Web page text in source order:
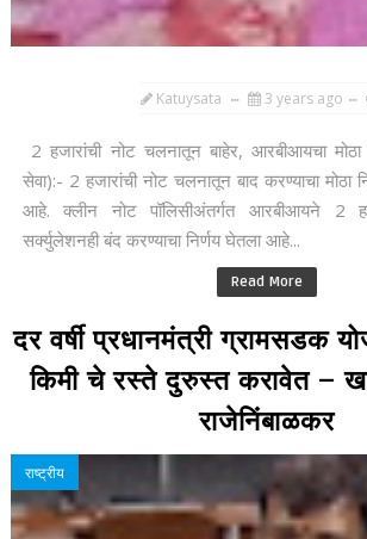
Katuysata 3 years ago
2 हजारांची नोट चलनातून बाहेर, आरबीआयचा मोठा
सेवा):- 2 हजारांची नोट चलनातून बाद करण्याचा
आहे. क्लीन नोट पॉलिसीअंतर्गत आरबीआयने 2
सर्क्युलेशनही बंद करण्याचा निर्णय घेतला आहे...
Read More
दर वर्षी प्रधानमंत्री ग्रामसडक
किमी चे रस्ते दुरुस्त करावेत –
राजेनिंबाळकर
राष्ट्रीय